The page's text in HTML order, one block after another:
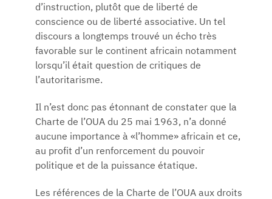
d’instruction, plutôt que de liberté de
conscience ou de liberté associative. Un tel
discours a longtemps trouvé un écho très
favorable sur le continent africain notamment
lorsqu’il était question de critiques de
l’autoritarisme.
Il n’est donc pas étonnant de constater que la
Charte de l’OUA du 25 mai 1963, n’a donné
aucune importance à «l’homme» africain et ce,
au profit d’un renforcement du pouvoir
politique et de la puissance étatique.
Les références de la Charte de l’OUA aux droits